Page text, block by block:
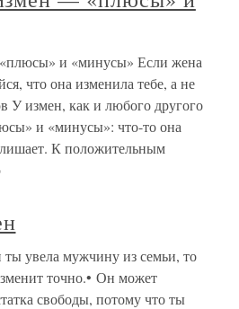
и «минусы» Если жена
что она изменила тебе, а не
У измен, как и любого другого
и «минусы»: что-то она
лишает. К положительным
увела мужчину из семьи, то
точно.• Он может
свободы, потому что ты